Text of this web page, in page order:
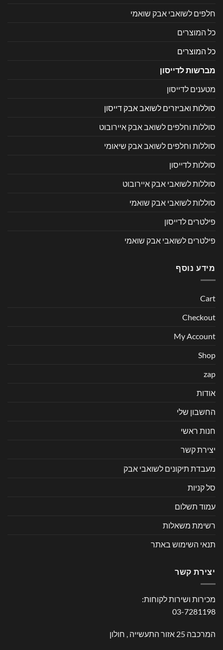
חלפים לשואבי אבק שואמי
כל המוצרים
כל המוצרים
מברשות לדייסון
מטענים לדייסון
סוללות ואביזרים לשואב אבק דייסון
סוללות וחלפים לשואב אבק איירובוט
סוללות וחלפים לשואב אבק שיאומי
סוללות לדייסון
סוללות לשואבי אבק איירובוט
סוללות לשואבי אבק שואמי
פילטרים לדייסון
פילטרים לשואבי אבק שואמי
מידע נוסף
Cart
Checkout
My Account
Shop
zap
אודות
החשבון שלי
חנות ראשי
יצירת קשר
מעבדת תיקונים לשואבי אבק
סל קניות
עמוד תשלום
רשימת משאלות
תנאי השימוש באתר
יצירת קשר
מכירות ושירות לקוחות:
03-7281198
המרכבה 25 אזור התעשייה , חולון